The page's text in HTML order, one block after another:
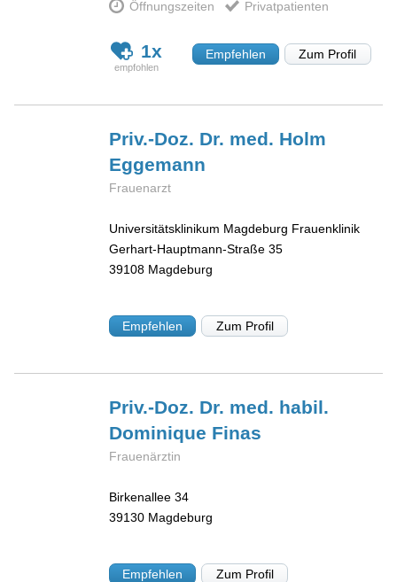
Öffnungszeiten Privatpatienten
1x Empfehlen Zum Profil
Priv.-Doz. Dr. med. Holm
Eggemann
Frauenarzt
Universitätsklinikum Magdeburg Frauenklinik
Gerhart-Hauptmann-Straße 35
39108 Magdeburg
Empfehlen Zum Profil
Priv.-Doz. Dr. med. habil.
Dominique Finas
Frauenärztin
Birkenallee 34
39130 Magdeburg
Empfehlen Zum Profil